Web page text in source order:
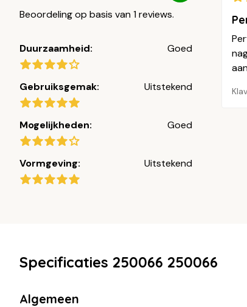
Beoordeling op basis van 1 reviews.
Duurzaamheid: Goed
Gebruiksgemak: Uitstekend
Mogelijkheden: Goed
Vormgeving: Uitstekend
Specificaties 250066 250066
Algemeen